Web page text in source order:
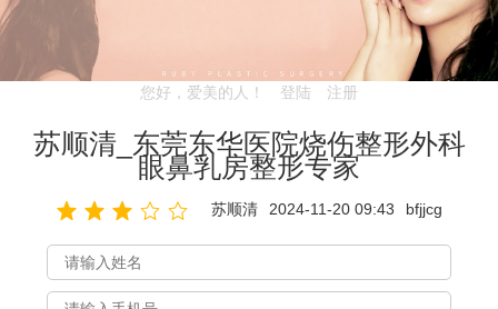
您好，爱美的人！ 登陆 注册
苏顺清_东莞东华医院烧伤整形外科
眼鼻乳房整形专家
苏顺清 2024-11-20 09:43 bfjjcg